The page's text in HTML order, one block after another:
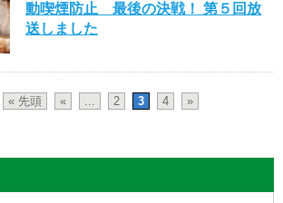
動喫煙防止 最後の決戦！ 第５回放
送しました
« 先頭 « ... 2 3 4 »